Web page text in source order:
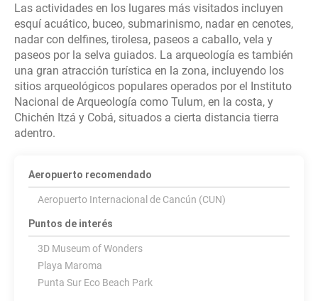
Las actividades en los lugares más visitados incluyen
esquí acuático, buceo, submarinismo, nadar en cenotes,
nadar con delfines, tirolesa, paseos a caballo, vela y
paseos por la selva guiados. La arqueología es también
una gran atracción turística en la zona, incluyendo los
sitios arqueológicos populares operados por el Instituto
Nacional de Arqueología como Tulum, en la costa, y
Chichén Itzá y Cobá, situados a cierta distancia tierra
adentro.
Aeropuerto recomendado
Aeropuerto Internacional de Cancún (CUN)
Puntos de interés
3D Museum of Wonders
Playa Maroma
Punta Sur Eco Beach Park